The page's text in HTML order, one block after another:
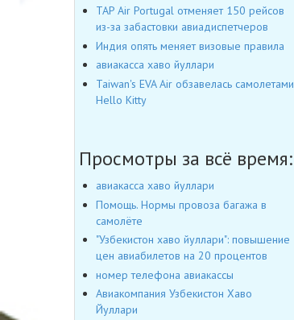
TAP Air Portugal отменяет 150 рейсов
из-за забастовки авиадиспетчеров
Индия опять меняет визовые правила
авиакасса хаво йуллари
Taiwan's EVA Air обзавелась самолетами
Hello Kitty
Просмотры за всё время:
авиакасса хаво йуллари
Помощь. Нормы провоза багажа в
самолёте
"Узбекистон хаво йуллари": повышение
цен авиабилетов на 20 процентов
номер телефона авиакассы
Авиакомпания Узбекистон Хаво
Йуллари